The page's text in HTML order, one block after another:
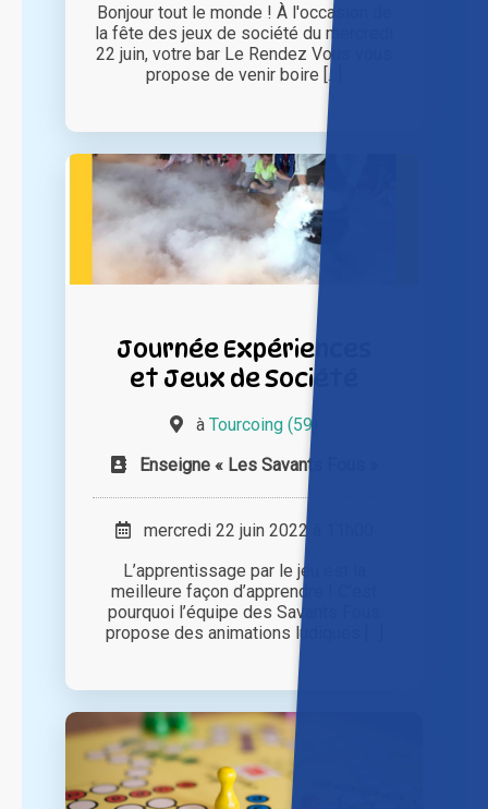
Bonjour tout le monde ! À l'occasion de
la fête des jeux de société du mercredi
22 juin, votre bar Le Rendez Vous vous
propose de venir boire [...]
Journée Expériences
et Jeux de Société
à Tourcoing (59)
Enseigne « Les Savants Fous »
mercredi 22 juin 2022 à 11h00
L’apprentissage par le jeu est la
meilleure façon d’apprendre ! C’est
pourquoi l’équipe des Savants Fous
propose des animations ludiques [...]